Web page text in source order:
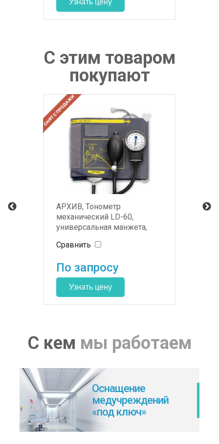
С этим товаром
покупают
АРХИВ, Тонометр
механический LD-60,
универсальная манжета,
Сравнить
По запросу
С кем мы работаем
Оснащение
медучреждений
«под ключ»